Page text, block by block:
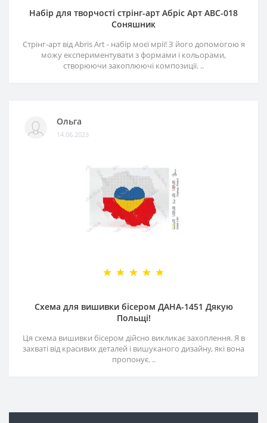
Набір для творчості стрінг-арт Абріс Арт АВС-018
Соняшник
Стрінг-арт від Abris Art - набір моєї мрії! З його допомогою я
можу експериментувати з формами і кольорами,
створюючи захоплюючі композиції. ..
Ольга
14.06.2023
Схема для вишивки бісером ДАНА-1451 Дякую
Польщі!
Ця схема вишивки бісером дійсно викликає захоплення. Я в
захваті від красивих деталей і вишуканого дизайну, які вона
пропонує. ..